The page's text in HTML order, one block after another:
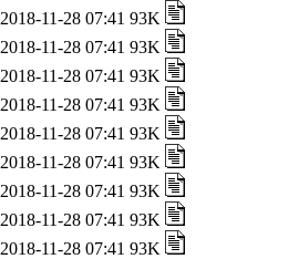
2018-11-28 07:41 93K
2018-11-28 07:41 93K
2018-11-28 07:41 93K
2018-11-28 07:41 93K
2018-11-28 07:41 93K
2018-11-28 07:41 93K
2018-11-28 07:41 93K
2018-11-28 07:41 93K
2018-11-28 07:41 93K